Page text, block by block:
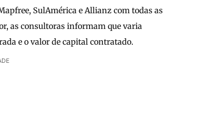
SulAmérica e Allianz com todas as
as consultoras informam que varia
e o valor de capital contratado.